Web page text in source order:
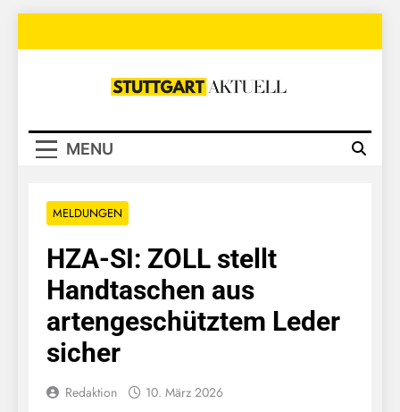
Stuttgart
MENU
MELDUNGEN
HZA-SI: ZOLL stellt
Handtaschen aus
artengeschütztem Leder
sicher
Redaktion 10. März 2026